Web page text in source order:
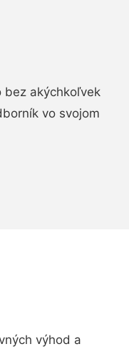
bez akýchkoľvek
vo svojom
výhod a